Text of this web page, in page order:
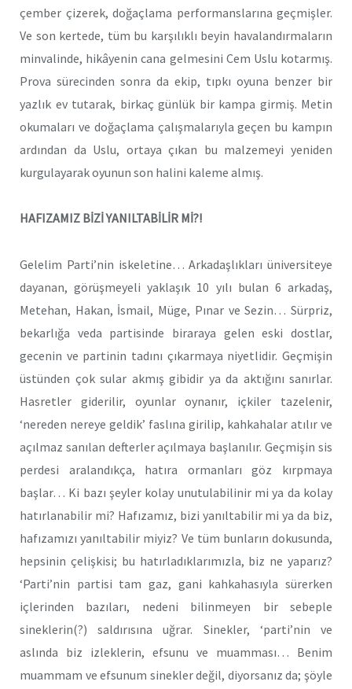
çember çizerek, doğaçlama performanslarına geçmişler.
Ve son kertede, tüm bu karşılıklı beyin havalandırmaların
minvalinde, hikâyenin cana gelmesini Cem Uslu kotarmış.
Prova sürecinden sonra da ekip, tıpkı oyuna benzer bir
yazlık ev tutarak, birkaç günlük bir kampa girmiş. Metin
okumaları ve doğaçlama çalışmalarıyla geçen bu kampın
ardından da Uslu, ortaya çıkan bu malzemeyi yeniden
kurgulayarak oyunun son halini kaleme almış.
HAFIZAMIZ BİZİ YANILTABİLİR Mİ?!
Gelelim Parti’nin iskeletine… Arkadaşlıkları üniversiteye
dayanan, görüşmeyeli yaklaşık 10 yılı bulan 6 arkadaş,
Metehan, Hakan, İsmail, Müge, Pınar ve Sezin… Sürpriz,
bekarlığa veda partisinde biraraya gelen eski dostlar,
gecenin ve partinin tadını çıkarmaya niyetlidir. Geçmişin
üstünden çok sular akmış gibidir ya da aktığını sanırlar.
Hasretler giderilir, oyunlar oynanır, içkiler tazelenir,
‘nereden nereye geldik’ faslına girilip, kahkahalar atılır ve
açılmaz sanılan defterler açılmaya başlanılır. Geçmişin sis
perdesi aralandıkça, hatıra ormanları göz kırpmaya
başlar… Ki bazı şeyler kolay unutulabilinir mi ya da kolay
hatırlanabilir mi? Hafızamız, bizi yanıltabilir mi ya da biz,
hafızamızı yanıltabilir miyiz? Ve tüm bunların dokusunda,
hepsinin çelişkisi; bu hatırladıklarımızla, biz ne yaparız?
‘Parti’nin partisi tam gaz, gani kahkahasıyla sürerken
içlerinden bazıları, nedeni bilinmeyen bir sebeple
sineklerin(?) saldırısına uğrar. Sinekler, ‘parti’nin ve
aslında biz izleklerin, efsunu ve muamması… Benim
muammam ve efsunum sinekler değil, diyorsanız da; şöyle